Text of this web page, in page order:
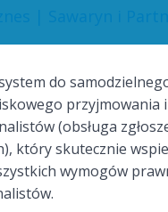
kursy
do
przyjmowania i
(obsługa
który skutecznie
wymogów